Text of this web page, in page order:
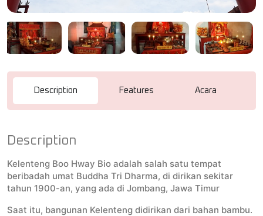
Description Features Acara
Description
Kelenteng Boo Hway Bio adalah salah satu tempat
beribadah umat Buddha Tri Dharma, di dirikan sekitar
tahun 1900-an, yang ada di Jombang, Jawa Timur
Saat itu, bangunan Kelenteng didirikan dari bahan bambu.